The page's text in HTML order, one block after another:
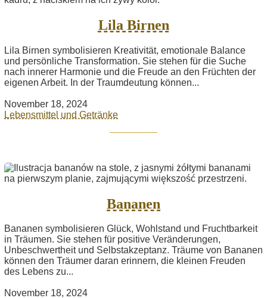
Lila Birnen
Lila Birnen symbolisieren Kreativität, emotionale Balance
und persönliche Transformation. Sie stehen für die Suche
nach innerer Harmonie und die Freude an den Früchten der
eigenen Arbeit. In der Traumdeutung können...
November 18, 2024
Lebensmittel und Getränke
Bananen
Bananen symbolisieren Glück, Wohlstand und Fruchtbarkeit
in Träumen. Sie stehen für positive Veränderungen,
Unbeschwertheit und Selbstakzeptanz. Träume von Bananen
können den Träumer daran erinnern, die kleinen Freuden
des Lebens zu...
November 18, 2024